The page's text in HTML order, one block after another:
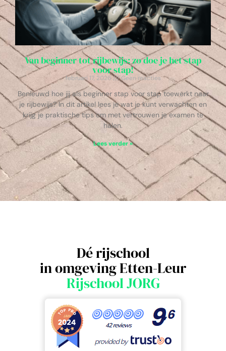
Van beginner tot rijbewijs: zo doe je het stap
voor stap!
februari 17, 2026 Geen reacties
Benieuwd hoe jij als beginner stap voor stap toewerkt naar
je rijbewijs? In dit artikel lees je wat je kunt verwachten en
krijg je praktische tips om met vertrouwen je examen te
halen.
Lees verder »
Dé rijschool
in omgeving Etten-Leur
Rijschool JORG